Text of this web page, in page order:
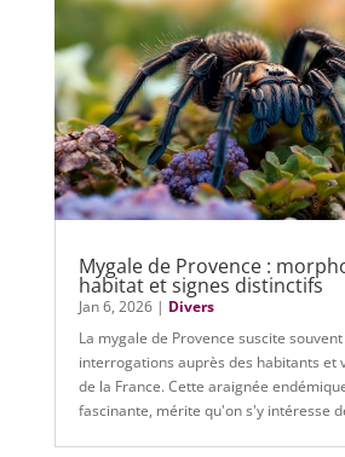
Mygale de Provence :
habitat et signes distinctifs
Jan 6, 2026| Divers
La mygale de Provence suscite
interrogations auprès des habitants et
de la France. Cette araignée
fascinante, mérite qu'on s'y intéresse